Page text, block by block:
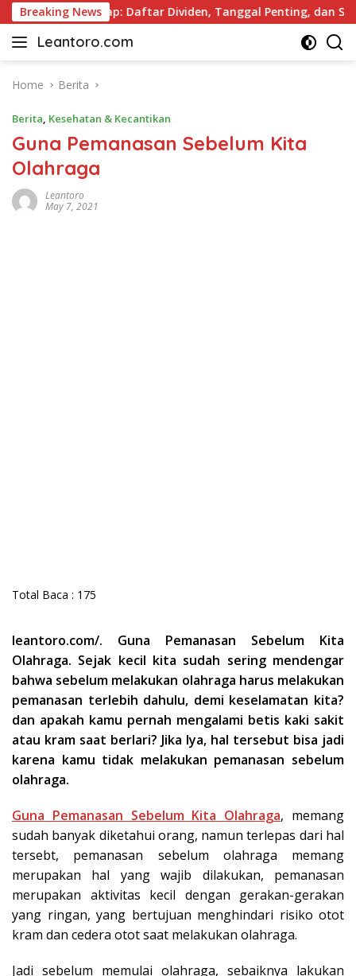
Skip
to
content
Breaking News
2026 Lengkap: Daftar Dividen, Tanggal Penting, dan
Leantoro.com
Jasa
Artikel,
dan
Digital
Marketing
–
Ciptakan
Cerita,
Home Berita
Berita, Kesehatan & Kecantikan
Guna Pemanasan Sebelum Kita
Olahraga
Leantoro
May 7, 2021
Total Baca : 175
leantoro.com/. Guna Pemanasan Sebelum Kita
Olahraga. Sejak kecil kita sudah sering mendengar
bahwa sebelum melakukan olahraga harus melakukan
pemanasan terlebih dahulu, demi keselamatan kita?
dan apakah kamu pernah mengalami betis kaki sakit
atau kram saat berlari? Jika Iya, hal tersebut bisa jadi
karena kamu tidak melakukan pemanasan sebelum
olahraga.
Guna Pemanasan Sebelum Kita Olahraga, memang
sudah banyak diketahui orang, namun terlepas dari hal
tersebt, pemanasan sebelum olahraga memang
merupakan hal yang wajib dilakukan, pemanasan
merupakan aktivitas kecil dengan gerakan-gerakan
yang ringan, yang bertujuan menghindari risiko otot
kram dan cedera otot saat melakukan olahraga.
Jadi sebelum memulai olahraga, sebaiknya lakukan